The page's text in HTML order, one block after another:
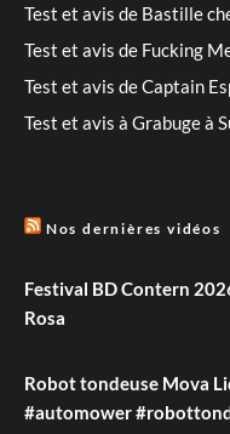
Test et avis de Bastille
Test et avis de Fucking
Test et avis de Captain
Test et avis à Grabuge à
Nos dernières vidéos
Festival BD Contern
Rosa
Robot tondeuse Mova
#automower